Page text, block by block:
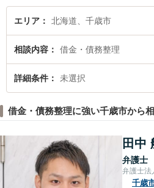
検索もでき便利です。特に千歳しらかば法
律事務所の髙田 周一郎弁護士のプロフィー
な近くの弁護士を検索したい』『初回相談
きる千歳市内の弁護士に相談予約したい』
めです。
エリア 北海道、千歳市
相談内容 借金・債務整理
詳細条件 未選択
借金・債務整理に強い千歳市から
田中
弁護士
弁護士法
千歳